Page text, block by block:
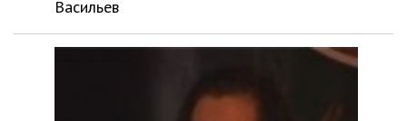
Васильев